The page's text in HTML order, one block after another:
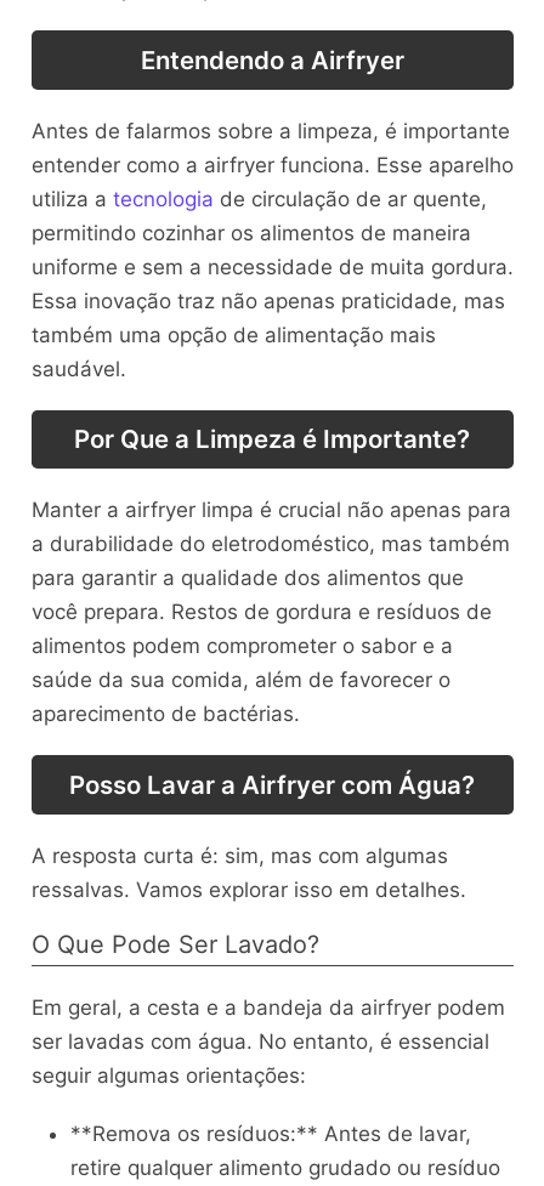
Entendendo a Airfryer
Antes de falarmos sobre a limpeza, é importante
entender como a airfryer funciona. Esse aparelho
utiliza a tecnologia de circulação de ar quente,
permitindo cozinhar os alimentos de maneira
uniforme e sem a necessidade de muita gordura.
Essa inovação traz não apenas praticidade, mas
também uma opção de alimentação mais
saudável.
Por Que a Limpeza é Importante?
Manter a airfryer limpa é crucial não apenas para
a durabilidade do eletrodoméstico, mas também
para garantir a qualidade dos alimentos que
você prepara. Restos de gordura e resíduos de
alimentos podem comprometer o sabor e a
saúde da sua comida, além de favorecer o
aparecimento de bactérias.
Posso Lavar a Airfryer com Água?
A resposta curta é: sim, mas com algumas
ressalvas. Vamos explorar isso em detalhes.
O Que Pode Ser Lavado?
Em geral, a cesta e a bandeja da airfryer podem
ser lavadas com água. No entanto, é essencial
seguir algumas orientações:
**Remova os resíduos:** Antes de lavar,
retire qualquer alimento grudado ou resíduo